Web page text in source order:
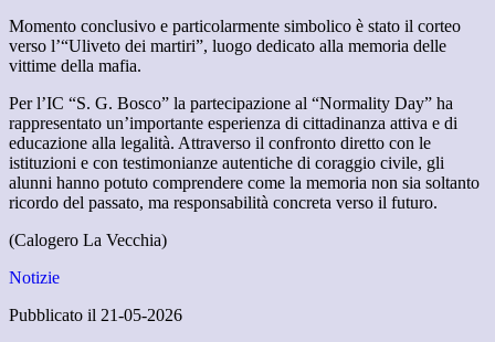
Momento conclusivo e particolarmente simbolico è stato il corteo
verso l’“Uliveto dei martiri”, luogo dedicato alla memoria delle
vittime della mafia.
Per l’IC “S. G. Bosco” la partecipazione al “Normality Day” ha
rappresentato un’importante esperienza di cittadinanza attiva e di
educazione alla legalità. Attraverso il confronto diretto con le
istituzioni e con testimonianze autentiche di coraggio civile, gli
alunni hanno potuto comprendere come la memoria non sia soltanto
ricordo del passato, ma responsabilità concreta verso il futuro.
(Calogero La Vecchia)
Notizie
Pubblicato il 21-05-2026